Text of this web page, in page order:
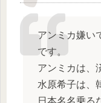
アンミカ嫌い
です。
アンミカは、
水原希子は、
日本名名乗る